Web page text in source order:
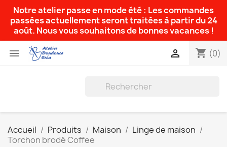
Notre atelier passe en mode été : Les commandes
passées actuellement seront traitées à partir du 24
août. Nous vous souhaitons de bonnes vacances !
 shopping_cart (0)

Accueil Produits Maison
Linge de maison
Torchon brodé Coffee